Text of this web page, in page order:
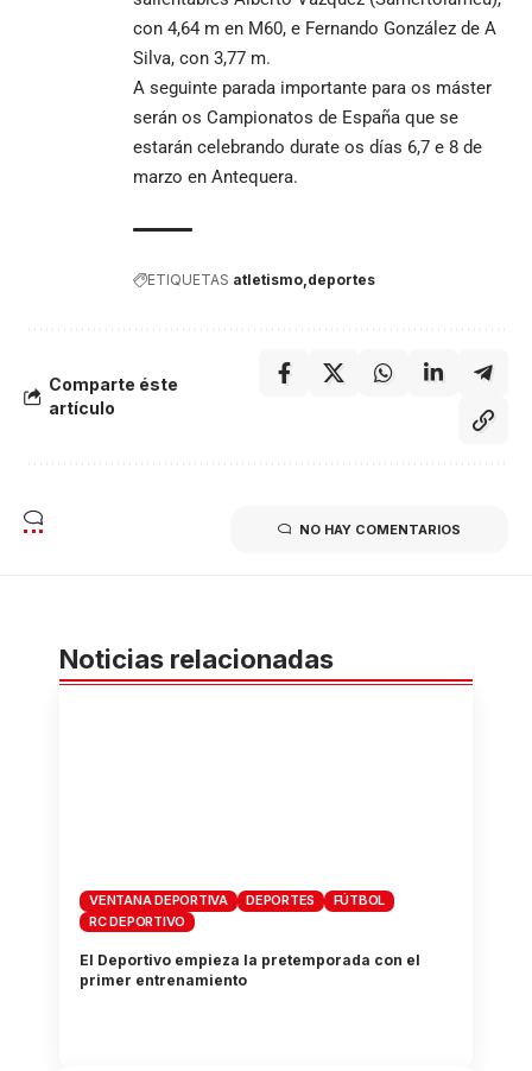
con 4,64 m en M60, e Fernando González de A
Silva, con 3,77 m.
A seguinte parada importante para os máster
serán os Campionatos de España que se
estarán celebrando durate os días 6,7 e 8 de
marzo en Antequera.
ETIQUETAS atletismo deportes
Comparte éste
artículo
NO HAY COMENTARIOS
Noticias relacionadas
VENTANA DEPORTIVA DEPORTES
FÚTBOL
RC DEPORTIVO
El Deportivo empieza la pretemporada con el
primer entrenamiento